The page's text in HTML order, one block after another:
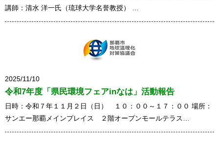
講師：清水 洋一氏（琉球大学名誉教授） …
2025/11/10
令和7年度「県民環境フェアinなは」活動報告
日時：令和７年１１月２日（日） １０：００～１７：００ 場所：
サンエー那覇メインプレイス ２階オープンモールテラス…